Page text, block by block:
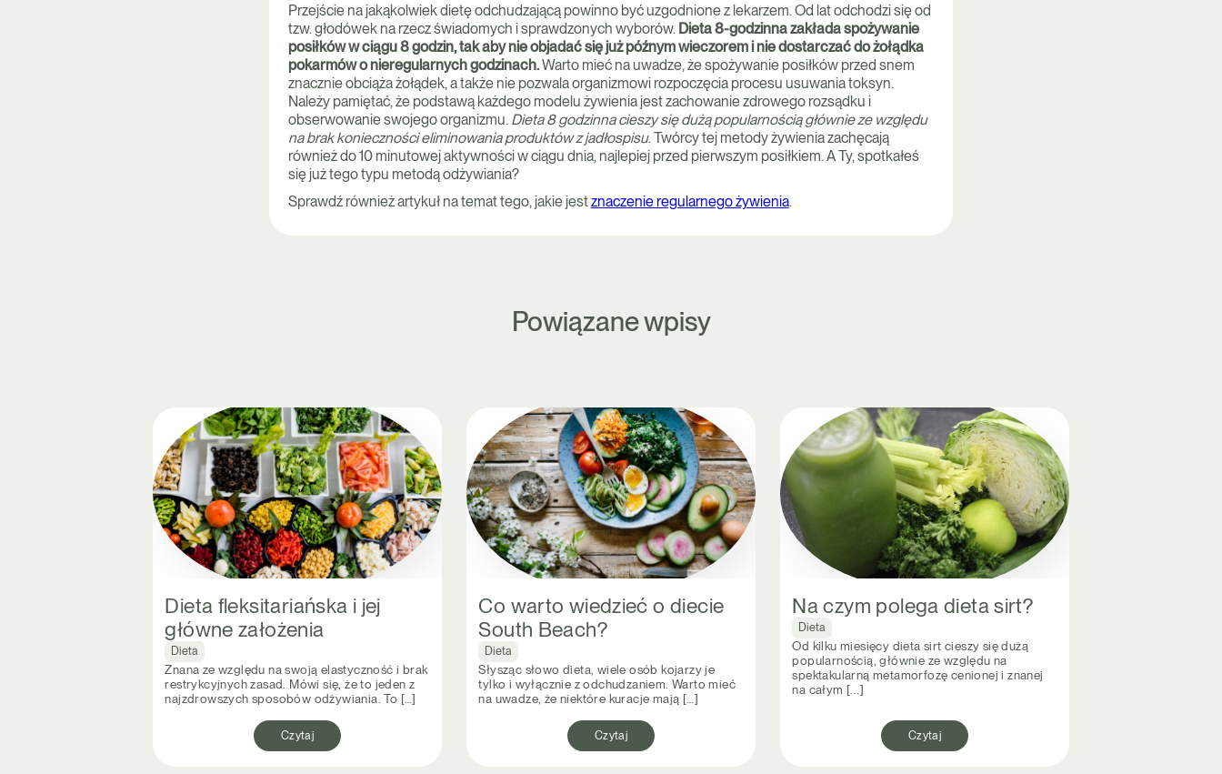
Przejście na jakąkolwiek dietę odchudzającą powinno być uzgodnione z lekarzem. Od lat odchodzi się od
tzw. głodówek na rzecz świadomych i sprawdzonych wyborów. Dieta 8-godzinnazakłada spożywanie
posiłków w ciągu 8 godzin, tak aby nie objadać się już późnym wieczorem i nie dostarczać do żołądka
pokarmów o nieregularnych godzinach.Warto mieć na uwadze, że spożywanie posiłków przed snem
znacznie obciąża żołądek, a także nie pozwala organizmowi rozpoczęcia procesu usuwania toksyn.
Należy pamiętać, że podstawą każdego modelu żywienia jest zachowanie zdrowego rozsądku i
obserwowanie swojego organizmu. Dieta 8 godzinna cieszy się dużą popularnością głównie ze względu
na brak konieczności eliminowania produktów z jadłospisu. Twórcy tej metody żywienia zachęcają
również do 10 minutowej aktywności w ciągu dnia, najlepiej przed pierwszym posiłkiem. A Ty, spotkałeś
się już tego typu metodą odżywiania?
Sprawdź również artykuł na temat tego, jakie jestznaczenie regularnego żywienia.
Powiązane wpisy
Dieta fleksitariańska i jej
główne założenia
Dieta
Znana ze względu na swoją elastyczność i brak
restrykcyjnych zasad. Mówi się, że to jeden z
najzdrowszych sposobów odżywiania. To […]
Czytaj
Co warto wiedzieć o diecie
South Beach?
Dieta
Słysząc słowo dieta, wiele osób kojarzy je
tylko i wyłącznie z odchudzaniem. Warto mieć
na uwadze, że niektóre kuracje mają […]
Czytaj
Na czym polega dieta sirt?
Dieta
Od kilku miesięcy dieta sirt cieszy się dużą
popularnością, głównie ze względu na
spektakularną metamorfozę cenionej i znanej
na całym [...]
Czytaj